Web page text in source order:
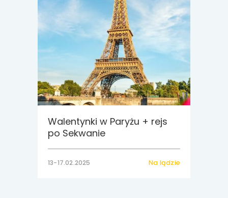
Walentynki w Paryżu + rejs
po Sekwanie
13-17.02.2025 Na lądzie